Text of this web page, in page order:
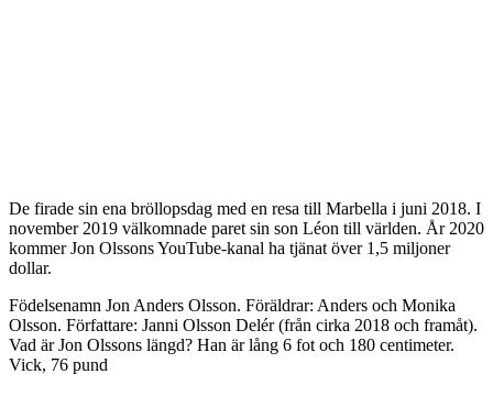
De firade sin ena bröllopsdag med en resa till Marbella i juni 2018. I
november 2019 välkomnade paret sin son Léon till världen. År 2020
kommer Jon Olssons YouTube-kanal ha tjänat över 1,5 miljoner
dollar.
Födelsenamn Jon Anders Olsson. Föräldrar: Anders och Monika
Olsson. Författare: Janni Olsson Delér (från cirka 2018 och framåt).
Vad är Jon Olssons längd? Han är lång 6 fot och 180 centimeter.
Vick, 76 pund